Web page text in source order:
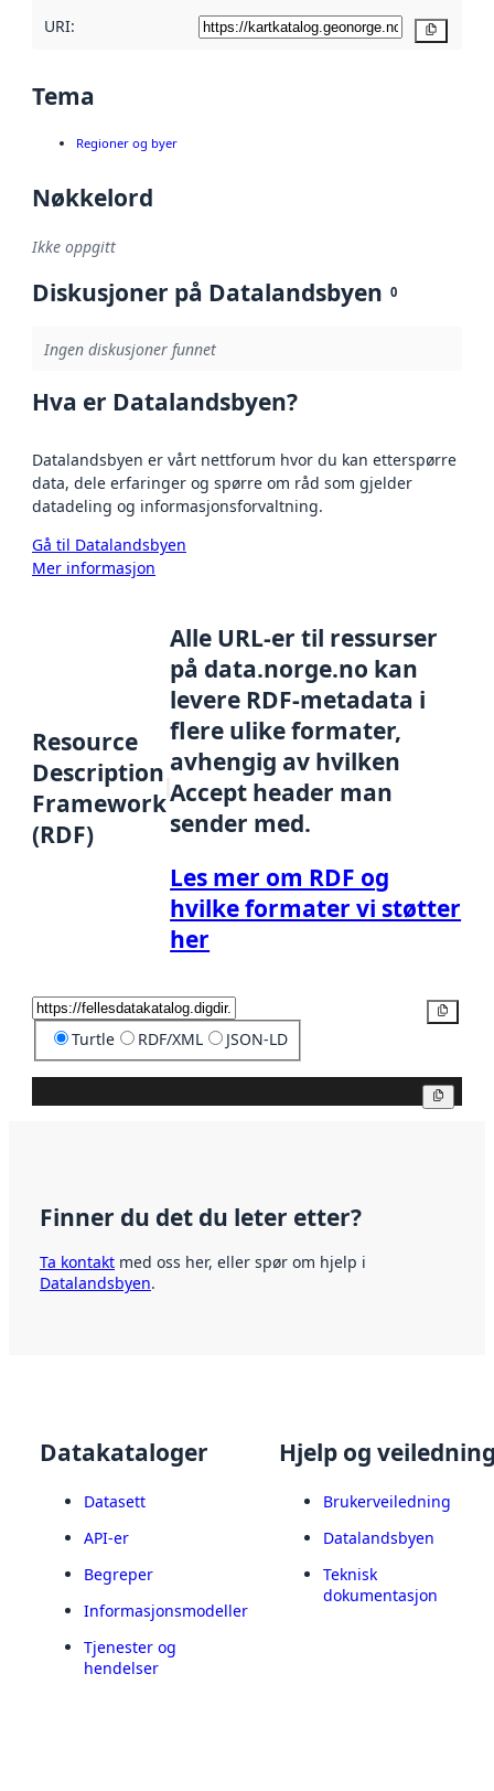
URI:
Tema
Regioner og byer
Nøkkelord
Ikke oppgitt
Diskusjoner på Datalandsbyen 0
Ingen diskusjoner funnet
Hva er Datalandsbyen?
Datalandsbyen er vårt nettforum hvor du kan etterspørre
data, dele erfaringer og spørre om råd som gjelder
datadeling og informasjonsforvaltning.
Gå til Datalandsbyen
Mer informasjon
Resource
Description
Framework
(RDF)
Alle URL-er til ressurser
på data.norge.no kan
levere RDF-metadata i
flere ulike formater,
avhengig av hvilken
Accept header man
sender med.
Les mer om RDF og
hvilke formater vi støtter
her
Turtle RDF/XML JSON-LD
Finner du det du leter etter?
Ta kontakt med oss her, eller spør om hjelp i
Datalandsbyen.
Datakataloger
Datasett
API-er
Begreper
Informasjonsmodeller
Tjenester og
hendelser
Hjelp og
Brukerveiledning
Datalandsbyen
Teknisk
dokumentasjon